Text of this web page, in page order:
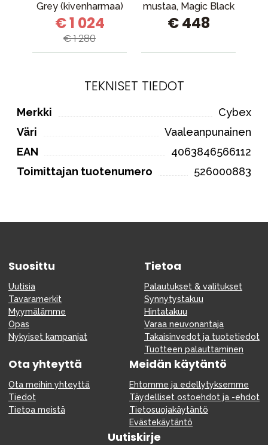
Grey (kivenharmaa)
€ 1 024
€ 1 280
mustaa, Magic Black
€ 448
TEKNISET TIEDOT
Merkki
Cybex
Väri
Vaaleanpunainen
EAN
4063846566112
Toimittajan tuotenumero
526000883
Suosittu
Uutisia
Tavaramerkit
Myymälämme
Opas
Nykyiset kampanjat
Tietoa
Palautukset & valitukset
Synnytystakuu
Hintatakuu
Varaa neuvonantaja
Takaisinvedot ja tuotetiedot
Tuotteen palauttaminen
Ota yhteyttä
Ota meihin yhteyttä
Tiedot
Tietoa meistä
Meidän käytäntö
Ehtomme ja edellytyksemme
Täydelliset ostoehdot ja -ehdot
Tietosuojakäytäntö
Evästekäytäntö
Uutiskirje